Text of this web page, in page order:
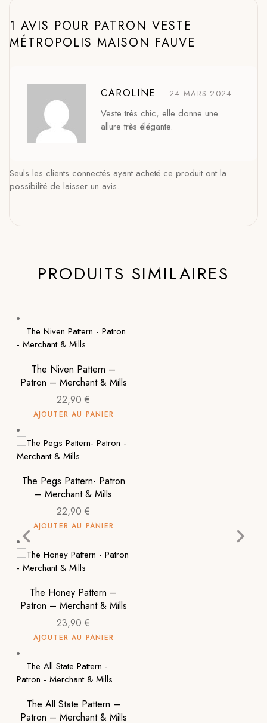
1 AVIS POUR PATRON VESTE
MÉTROPOLIS MAISON FAUVE
CAROLINE – 24 MARS 2024
Veste très chic, elle donne une
allure très élégante.
Seuls les clients connectés ayant acheté ce produit ont la
possibilité de laisser un avis.
PRODUITS SIMILAIRES
The Niven Pattern –
Patron – Merchant & Mills
22,90€
AJOUTER AU PANIER
The Pegs Pattern- Patron
– Merchant & Mills
22,90€
AJOUTER AU PANIER
The Honey Pattern –
Patron – Merchant & Mills
23,90€
AJOUTER AU PANIER
The All State Pattern –
Patron – Merchant & Mills